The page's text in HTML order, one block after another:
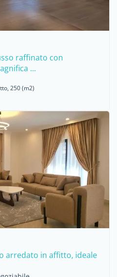
raffinato con
...
250 (m2)
arredato in affitto, ideale